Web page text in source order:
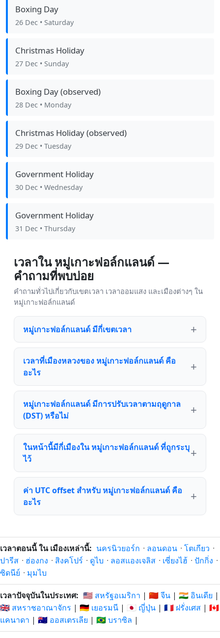
Boxing Day
26 Dec • Saturday
Christmas Holiday
27 Dec • Sunday
Boxing Day (observed)
28 Dec • Monday
Christmas Holiday (observed)
29 Dec • Tuesday
Government Holiday
30 Dec • Wednesday
Government Holiday
31 Dec • Thursday
เวลาใน หมู่เกาะฟอล์กแลนด์ —
คำถามที่พบบ่อย
คำถามทั่วไปเกี่ยวกับเขตเวลา เวลาออมแสง และเมืองต่างๆ ใน
หมู่เกาะฟอล์กแลนด์
หมู่เกาะฟอล์กแลนด์ มีกี่เขตเวลา
เวลาที่เมืองหลวงของ หมู่เกาะฟอล์กแลนด์ คือ
อะไร
หมู่เกาะฟอล์กแลนด์ มีการปรับเวลาตามฤดูกาล
(DST) หรือไม่
ในหน้านี้มีกี่เมืองใน หมู่เกาะฟอล์กแลนด์ ที่ถูกระบุ
ไว้
ค่า UTC offset สำหรับ หมู่เกาะฟอล์กแลนด์ คือ
อะไร
เวลาตอนนี้ ใน เมืองเหล่านี้: นครนิวยอร์ก · ลอนดอน · โตเกียว ·
ปารีส · ฮ่องกง · สิงคโปร์ · ดูไบ · ลอสแองเจลิส · เซี่ยงไฮ้ · ปักกิ่ง ·
ซิดนีย์ · มุมไบ
เวลาปัจจุบันในประเทศ: 🇺🇸 สหรัฐอเมริกา | 🇨🇳 จีน | 🇮🇳 อินเดีย |
🇬🇧 สหราชอาณาจักร | 🇩🇪 เยอรมนี | 🇯🇵 ญี่ปุ่น | 🇫🇷 ฝรั่งเศส | 🇨🇦
แคนาดา | 🇦🇺 ออสเตรเลีย | 🇧🇷 บราซิล |